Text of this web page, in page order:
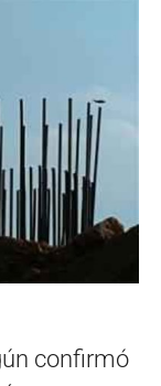
confirmó